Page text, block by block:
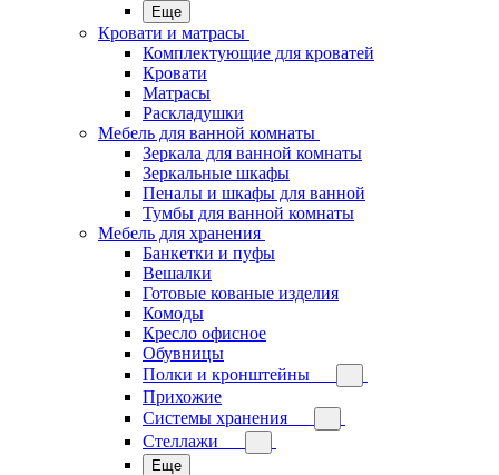
Еще
Кровати и матрасы
Комплектующие для кроватей
Кровати
Матрасы
Раскладушки
Мебель для ванной комнаты
Зеркала для ванной комнаты
Зеркальные шкафы
Пеналы и шкафы для ванной
Тумбы для ванной комнаты
Мебель для хранения
Банкетки и пуфы
Вешалки
Готовые кованые изделия
Комоды
Кресло офисное
Обувницы
Полки и кронштейны
Прихожие
Системы хранения
Стеллажи
Еще